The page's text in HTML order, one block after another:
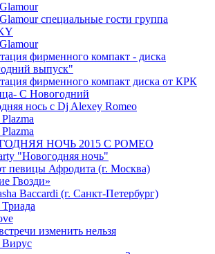
специальные гости группа
фирменного компакт - диска
выпуск"
фирменного компакт диска от КРК
С Новогодний
нось с Dj Alexey Romeo
НОЧЬ 2015 C РОМЕО
"Новогодняя ночь"
певицы Афродита (г. Москва)
Гвозди»
Baccardi (г. Санкт-Петербург)
изменить нельзя
Вирус